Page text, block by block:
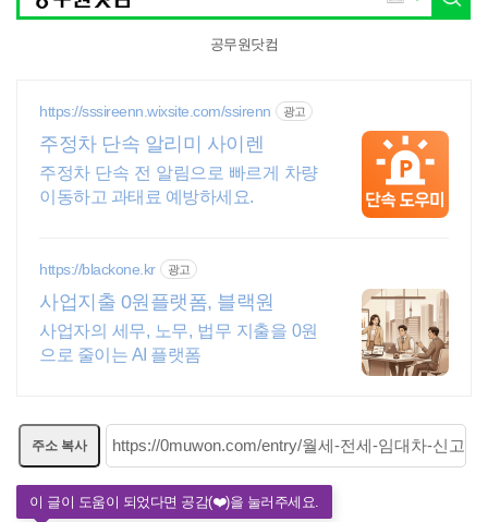
공무원닷컴
https://sssireenn.wixsite.com/ssirenn 광고
주정차 단속 알리미 사이렌
주정차 단속 전 알림으로 빠르게 차량
이동하고 과태료 예방하세요.
https://blackone.kr 광고
사업지출 0원플랫폼, 블랙원
사업자의 세무, 노무, 법무 지출을 0원
으로 줄이는 AI 플랫폼
주소 복사